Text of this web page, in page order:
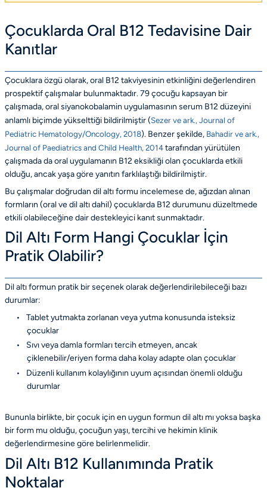
Çocuklarda Oral B12 Tedavisine Dair
Kanıtlar
Çocuklara özgü olarak, oral B12 takviyesinin etkinliğini değerlendiren
prospektif çalışmalar bulunmaktadır. 79 çocuğu kapsayan bir
çalışmada, oral siyanokobalamin uygulamasının serum B12 düzeyini
anlamlı biçimde yükselttiği bildirilmiştir (Sezer ve ark., Journal of
Pediatric Hematology/Oncology, 2018). Benzer şekilde, Bahadir ve ark.,
Journal of Paediatrics and Child Health, 2014tarafından yürütülen
çalışmada da oral uygulamanın B12 eksikliği olan çocuklarda etkili
olduğu, ancak yaşa göre yanıtın farklılaştığı bildirilmiştir.
Bu çalışmalar doğrudan dil altı formu incelemese de, ağızdan alınan
formların (oral ve dil altı dahil) çocuklarda B12 durumunu düzeltmede
etkili olabileceğine dair destekleyici kanıt sunmaktadır.
Dil Altı Form Hangi Çocuklar İçin
Pratik Olabilir?
Dil altı formun pratik bir seçenek olarak değerlendirilebileceği bazı
durumlar:
•
Tablet yutmakta zorlanan veya yutma konusunda isteksiz
çocuklar
•
Sıvı veya damla formları tercih etmeyen, ancak
çiklenebilir/eriyen forma daha kolay adapte olan çocuklar
•
Düzenli kullanım kolaylığının uyum açısından önemli olduğu
durumlar
Bununla birlikte, bir çocuk için en uygun formun dil altı mı yoksa başka
bir form mu olduğu, çocuğun yaşı, tercihi ve hekimin klinik
değerlendirmesine göre belirlenmelidir.
Dil Altı B12 Kullanımında Pratik
Noktalar